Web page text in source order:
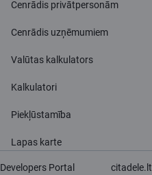
Cenrādis privātpersonām
Cenrādis uzņēmumiem
Valūtas kalkulators
Kalkulatori
Piekļūstamība
Lapas karte
Developers Portal
citadele.lt